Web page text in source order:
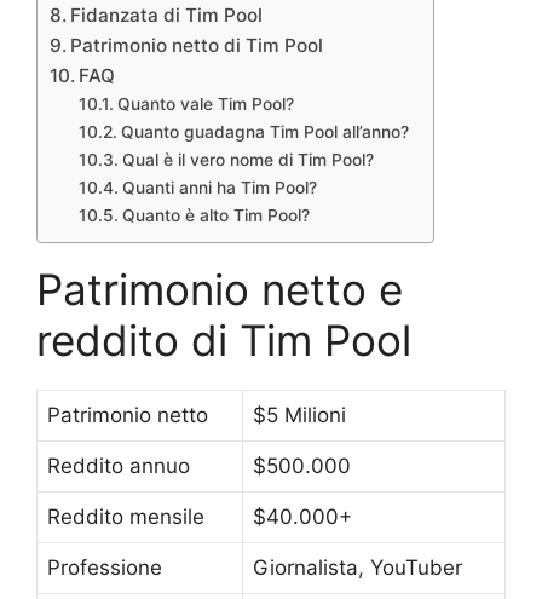
Fidanzata di Tim Pool
Patrimonio netto di Tim Pool
FAQ
Quanto vale Tim Pool?
Quanto guadagna Tim Pool all’anno?
Qual è il vero nome di Tim Pool?
Quanti anni ha Tim Pool?
Quanto è alto Tim Pool?
Patrimonio netto e
reddito di Tim Pool
Patrimonio netto $5 Milioni
Reddito annuo $500.000
Reddito mensile $40.000+
Professione Giornalista, YouTuber